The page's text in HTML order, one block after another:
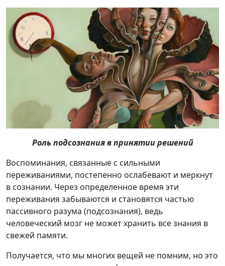
Роль подсознания в принятии решений
Воспоминания, связанные с сильными
переживаниями, постепенно ослабевают и меркнут
в сознании. Через определенное время эти
переживания забываются и становятся частью
пассивного разума (подсознания), ведь
человеческий мозг не может хранить все знания в
свежей памяти.
Получается, что мы многих вещей не помним, но это